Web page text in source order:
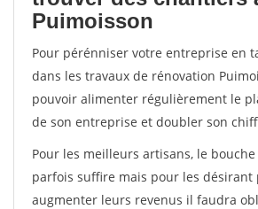
Puimoisson
Pour pérénniser votre entreprise en
dans les travaux de rénovation
pouvoir alimenter régulièrement le
de son entreprise et doubler son
Pour les meilleurs artisans, le
parfois suffire mais pour les désirant
augmenter leurs revenus il faudra